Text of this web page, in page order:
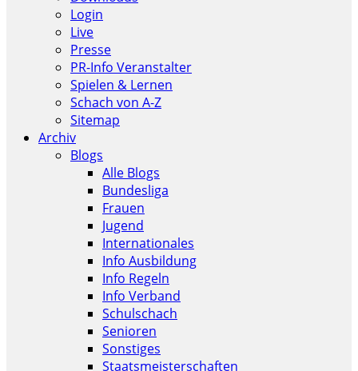
Login
Live
Presse
PR-Info Veranstalter
Spielen & Lernen
Schach von A-Z
Sitemap
Archiv
Blogs
Alle Blogs
Bundesliga
Frauen
Jugend
Internationales
Info Ausbildung
Info Regeln
Info Verband
Schulschach
Senioren
Sonstiges
Staatsmeisterschaften